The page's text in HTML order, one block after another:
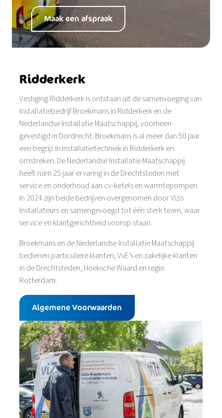
Maak een afspraak
Ridderkerk
Vestiging Ridderkerk is ontstaan uit de samenvoeging van
Installatiebedrijf Broekmans in Ridderkerk en de
Nederlandse Installatie Maatschappij, voorheen
gevestigd in Dordrecht. Broekmans is al meer dan 50 jaar
een begrip in installatietechniek in Ridderkerk en
omstreken. De Nederlandse Installatie Maatschappij
heeft ruim 25 jaar ervaring in de Drechtsteden met
service en onderhoud aan cv-ketels en warmtepompen.
In 2024 zijn beide bedrijven overgenomen door Vizo
Installateurs en samengevoegd tot één sterk team, waar
service en klantgerichtheid voorop staan.
Broekmans en de Nederlandse Installatie Maatschappij
bedienen particuliere klanten, VvE’s en zakelijke klanten
in de Drechtsteden, Hoeksche Waard en regio
Rotterdam.
Algemene Voorwaarden